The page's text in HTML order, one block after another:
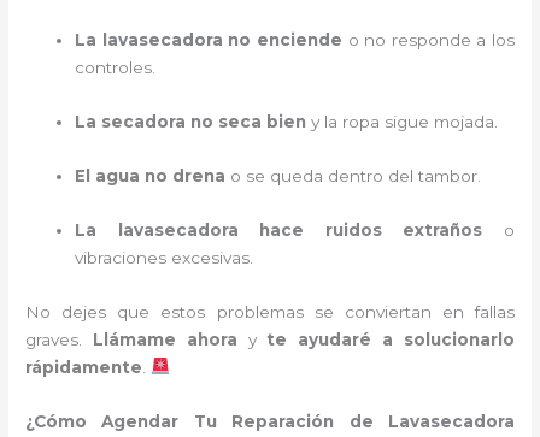
La lavasecadora no enciende o no responde a los
controles.
La secadora no seca bien y la ropa sigue mojada.
El agua no drena o se queda dentro del tambor.
La lavasecadora hace ruidos extraños o
vibraciones excesivas.
No dejes que estos problemas se conviertan en fallas
graves. Llámame ahora y te ayudaré a solucionarlo
rápidamente
¿Cómo Agendar Tu Reparación de Lavasecadora